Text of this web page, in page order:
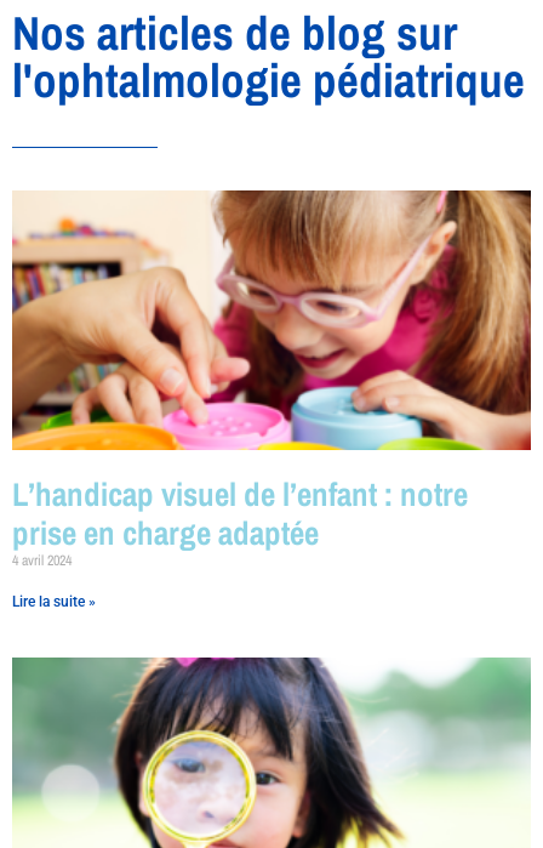
Nos articles de blog sur
l'ophtalmologie pédiatrique
L’handicap visuel de l’enfant : notre
prise en charge adaptée
4 avril 2024
Lire la suite »